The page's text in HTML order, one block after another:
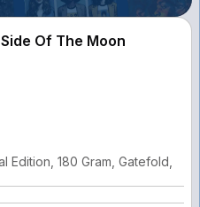
Of The Moon
Edition, 180 Gram, Gatefold,